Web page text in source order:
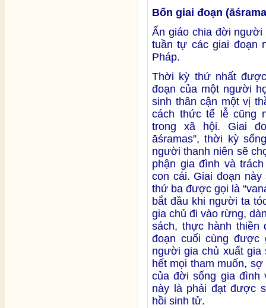
Bốn giai đoạn
Ấn giáo chia đời người
tuần tự các giai đoạn
Pháp.
Thời kỳ thứ nhất được
đoạn của một người
sinh thân cận một vị
cách thức tế lễ cũng
trong xã hội. Giai
āśramas”, thời kỳ
người thanh niên sẽ
phận gia đình và
con cái. Giai đoạn
thứ ba được gọi là
bắt đầu khi người ta
gia chủ đi vào rừng,
sách, thực hành thiền
đoạn cuối cùng được
người gia chủ xuất
hết mọi tham muốn,
của đời sống gia đình
này là phải đạt được
hồi sinh tử.